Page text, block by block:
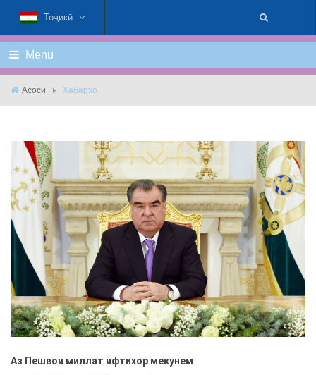
Тоҷикӣ
Menu
Асосӣ Хабарҳо
Аз Пешвои миллат ифтихор мекунем